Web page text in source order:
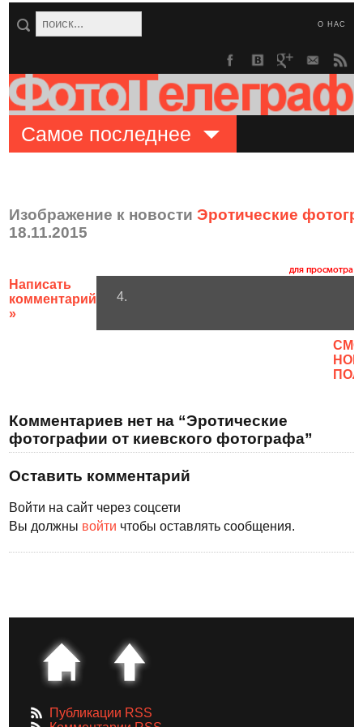
О НАС
Самое последнее
Изображение к новостиЭротические
18.11.2015
Написать
комментарий
»
4.
Комментариев нет на “Эротические
фотографии от киевского фотографа”
Оставить комментарий
Войти на сайт через соцсети
Вы должны войти чтобы оставлять сообщения.
Публикации RSS